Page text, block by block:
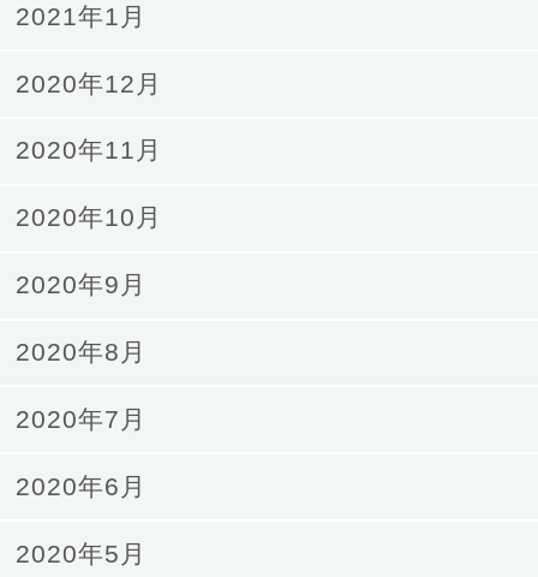
2021年1月
2020年12月
2020年11月
2020年10月
2020年9月
2020年8月
2020年7月
2020年6月
2020年5月